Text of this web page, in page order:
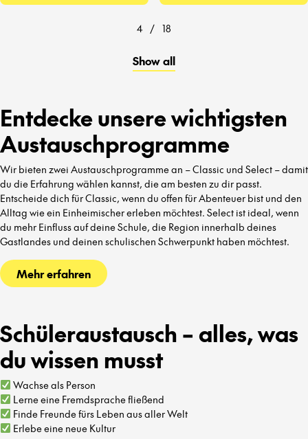
4 / 18
Show all
Entdecke unsere wichtigsten
Austauschprogramme
Wir bieten zwei Austauschprogramme an – Classic und Select – damit
du die Erfahrung wählen kannst, die am besten zu dir passt.
Entscheide dich für Classic, wenn du offen für Abenteuer bist und den
Alltag wie ein Einheimischer erleben möchtest. Select ist ideal, wenn
du mehr Einfluss auf deine Schule, die Region innerhalb deines
Gastlandes und deinen schulischen Schwerpunkt haben möchtest.
Mehr erfahren
Schüleraustausch – alles, was
du wissen musst
Wachse als Person
Lerne eine Fremdsprache fließend
Finde Freunde fürs Leben aus aller Welt
Erlebe eine neue Kultur